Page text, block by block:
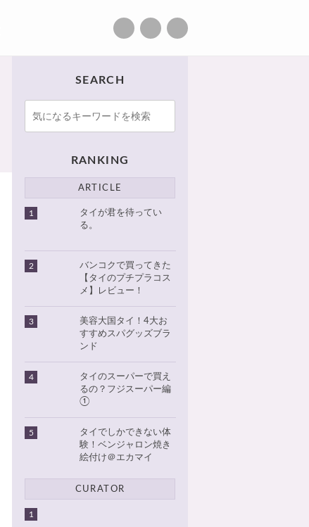
SEARCH
RANKING
ARTICLE
1
タイが君を待ってい
る。
2
バンコクで買ってきた
【タイのプチプラコス
メ】レビュー！
3
美容大国タイ！4大お
すすめスパグッズブラ
ンド
4
タイのスーパーで買え
るの？フジスーパー編
①
5
タイでしかできない体
験！ベンジャロン焼き
絵付け＠エカマイ
CURATOR
1